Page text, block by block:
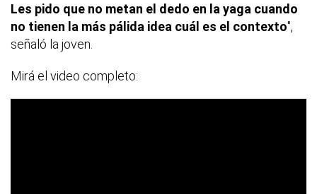
Les pido que no metan el dedo en la yaga cuando
no tienen la más pálida idea cuál es el contexto",
señaló la joven.
Mirá el video completo: